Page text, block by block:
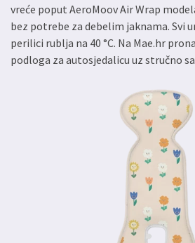
vreće poput AeroMoov Air Wrap
bez potrebe za debelim jaknama. Svi
perilici rublja na 40 °C. Na Mae.hr
podloga za autosjedalicu uz stručno